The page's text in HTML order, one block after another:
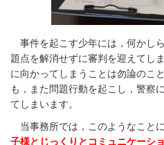
事件を起こす少年には，何かし
題点を解消せずに審判を迎えてし
に向かってしまうことは勿論のこ
も，また問題行動を起こし，警察
てしまいます。
当事務所では，このようなこと
子様とじっくりとコミュニケーシ